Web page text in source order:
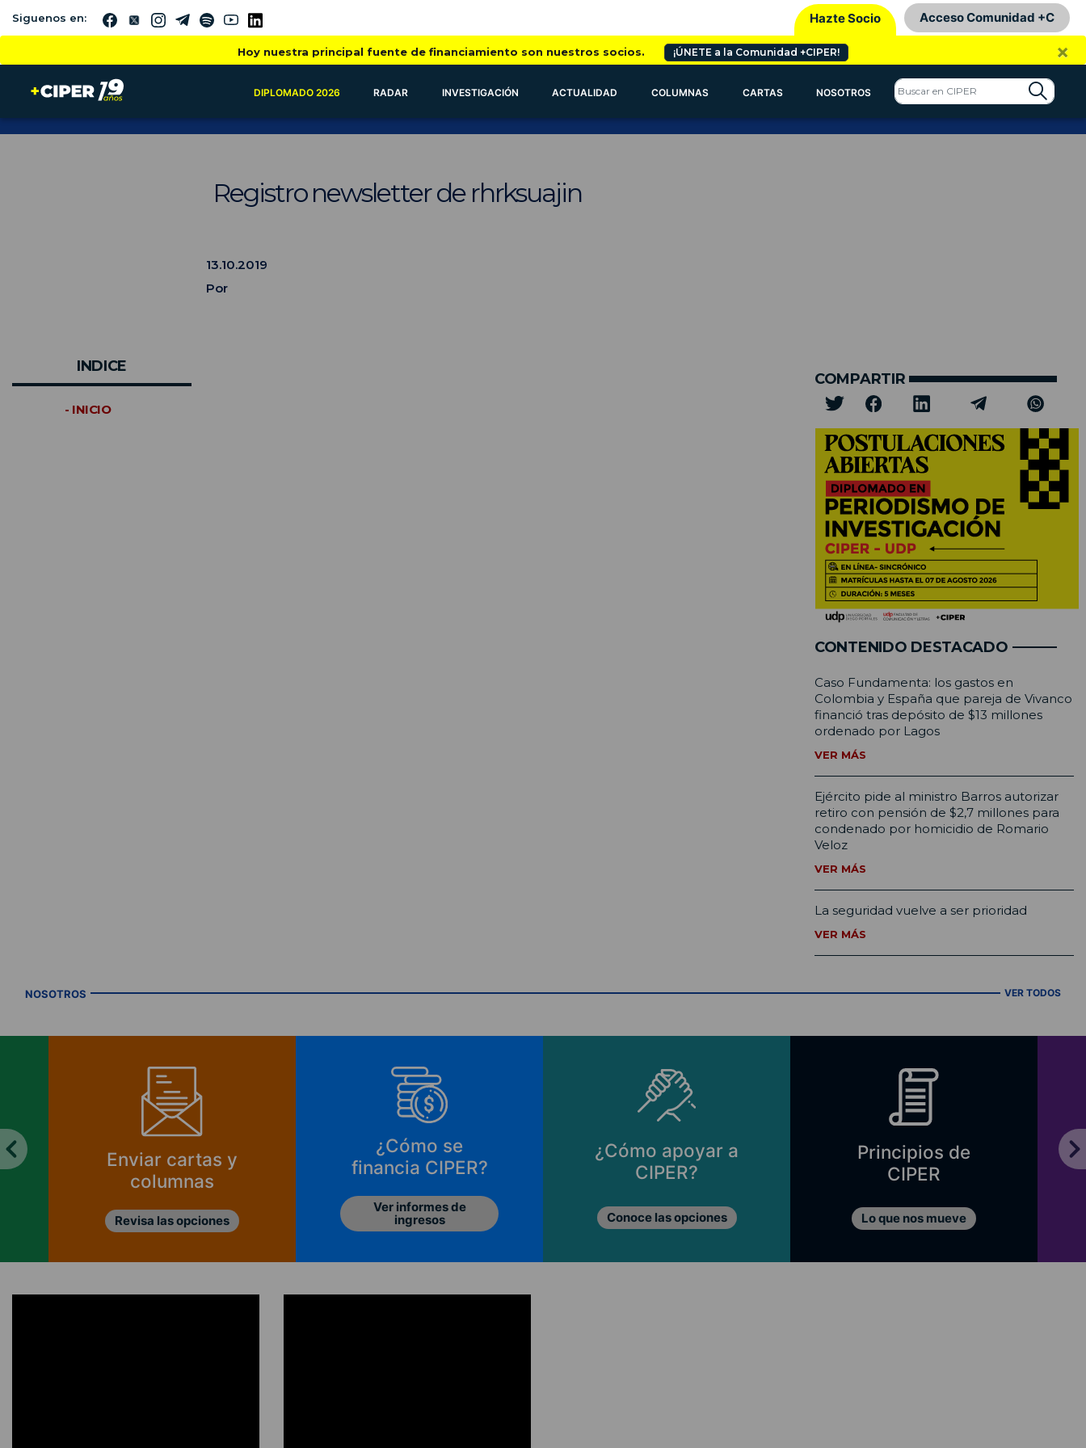
Siguenos en: Hazte Socio Acceso Comunidad +C
Hoy nuestra principal fuente de financiamiento son nuestros socios. ¡ÚNETE a la Comunidad +CIPER! ×
DIPLOMADO 2026 RADAR INVESTIGACIÓN ACTUALIDAD COLUMNAS CARTAS NOSOTROS
Registro newsletter de rhrksuajin
13.10.2019
Por
INDICE
- INICIO
COMPARTIR
CONTENIDO DESTACADO
Caso Fundamenta: los gastos en
Colombia y España que pareja de Vivanco
financió tras depósito de $13 millones
ordenado por Lagos
VER MÁS
Ejército pide al ministro Barros autorizar
retiro con pensión de $2,7 millones para
condenado por homicidio de Romario
Veloz
VER MÁS
La seguridad vuelve a ser prioridad
VER MÁS
NOSOTROS VER TODOS
Enviar cartas y
columnas
Revisa las opciones
¿Cómo se
financia CIPER?
Ver informes de
ingresos
¿Cómo apoyar a
CIPER?
Conoce las opciones
Principios de
CIPER
Lo que nos mueve